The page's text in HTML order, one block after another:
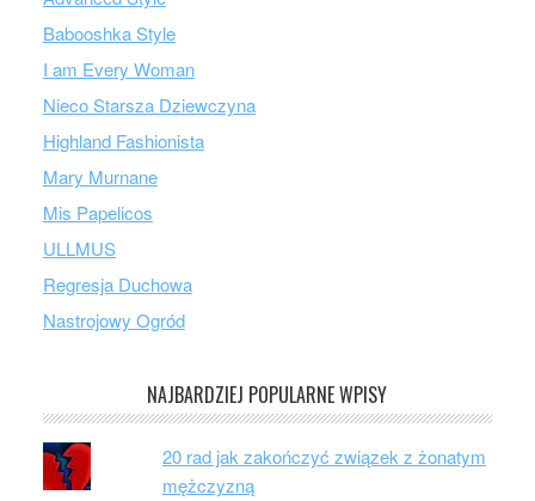
Babooshka Style
I am Every Woman
Nieco Starsza Dziewczyna
Highland Fashionista
Mary Murnane
Mis Papelicos
ULLMUS
Regresja Duchowa
Nastrojowy Ogród
NAJBARDZIEJ POPULARNE WPISY
20 rad jak zakończyć związek z żonatym
mężczyzną